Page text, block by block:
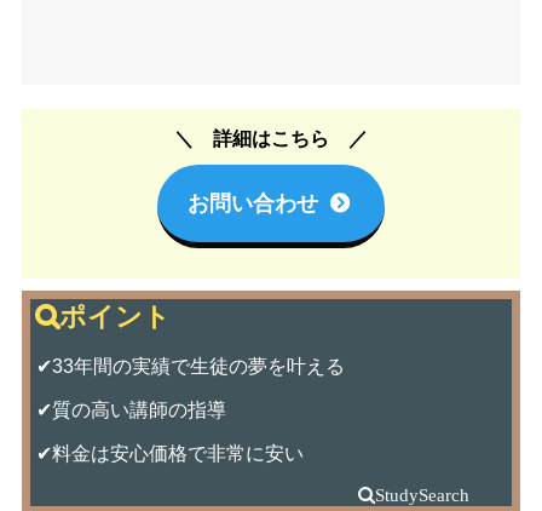
詳細はこちら
お問い合わせ
✔33年間の実績で生徒の夢を叶える
✔質の高い講師の指導
✔料金は安心価格で非常に安い